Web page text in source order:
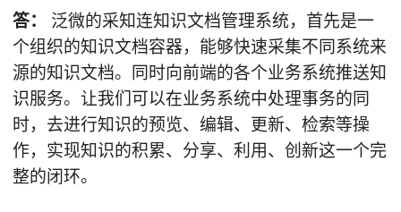
答：
泛微的采知连知识文档管理系统，首先是一
个组织的知识文档容器，能够快速采集不同系统来
源的知识文档。同时向前端的各个业务系统推送知
识服务。让我们可以在业务系统中处理事务的同
时，去进行知识的预览、编辑、更新、检索等操
作，实现知识的积累、分享、利用、创新这一个完
整的闭环。